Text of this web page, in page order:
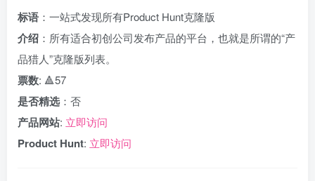
标语 ：一站式发现所有Product Hunt克隆版
介绍 ：所有适合初创公司发布产品的平台，也就是所谓的“产
品猎人”克隆版列表。
票数: 🔺57
是否精选 ：否
产品网站: 立即访问
Product Hunt: 立即访问